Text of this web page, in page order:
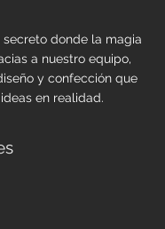
secreto donde la magia
a nuestro equipo,
y confección que
en realidad.